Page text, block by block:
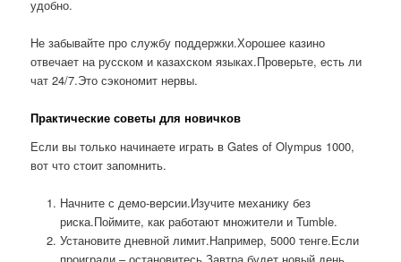
удобно.
Не забывайте про службу поддержки.Хорошее казино
отвечает на русском и казахском языках.Проверьте, есть ли
чат 24/7.Это сэкономит нервы.
Практические советы для новичков
Если вы только начинаете играть в Gates of Olympus 1000,
вот что стоит запомнить.
Начните с демо-версии.Изучите механику без
риска.Поймите, как работают множители и Tumble.
Установите дневной лимит.Например, 5000 тенге.Если